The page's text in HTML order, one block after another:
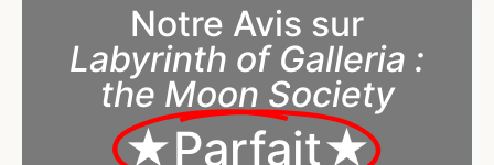
Notre Avis sur
Labyrinth of Galleria :
the Moon Society
★Parfait★